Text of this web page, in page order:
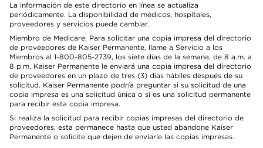
La información de este directorio en línea se actualiza
periódicamente. La disponibilidad de médicos, hospitales,
proveedores y servicios puede cambiar.
Miembro de Medicare: Para solicitar una copia impresa del directorio
de proveedores de Kaiser Permanente, llame a Servicio a los
Miembros al 1-800-805-2739, los siete días de la semana, de 8 a.m. a
8 p.m. Kaiser Permanente le enviará una copia impresa del directorio
de proveedores en un plazo de tres (3) días hábiles después de su
solicitud. Kaiser Permanente podría preguntar si su solicitud de una
copia impresa es una solicitud única o si es una solicitud permanente
para recibir esta copia impresa.
Si realiza la solicitud para recibir copias impresas del directorio de
proveedores, esta permanece hasta que usted abandone Kaiser
Permanente o solicite que dejen de enviarle las copias impresas.